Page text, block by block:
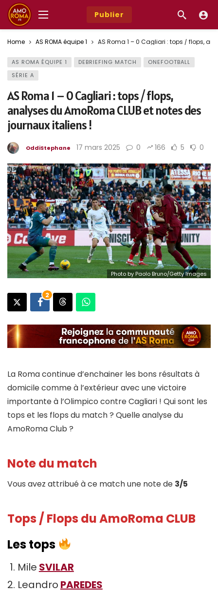
Publier
Home AS ROMA équipe 1 AS Roma 1 – 0 Cagliari : tops / flops,
AS ROMA ÉQUIPE 1 DEBRIEFING MATCH
ONEFOOTBALL
SÉRIE A
AS Roma 1 – 0 Cagliari : tops / flops,
analyses du AmoRoma CLUB et notes des
journaux italiens !
OddiStephane 17 mars 2025 0 166 5 0
Photo by Paolo Bruno/Getty Images
2
La Roma continue d’enchainer les bons résultats à
domicile comme à l’extérieur avec une victoire
importante à l’Olimpico contre Cagliari ! Qui sont les
tops et les flops du match ? Quelle analyse du
AmoRoma Club ?
Note du match
Vous avez attribué à ce match une note de 3/5
Tops / Flops du AmoRoma CLUB
Les tops
Mile SVILAR
Leandro PAREDES